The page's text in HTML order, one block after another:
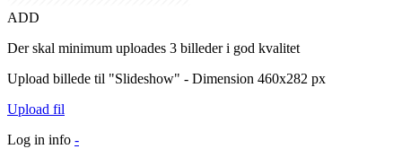
ADD
Der skal minimum uploades 3 billeder i god kvalitet
Upload billede til "Slideshow" - Dimension 460x282 px
Upload fil
Log in info -